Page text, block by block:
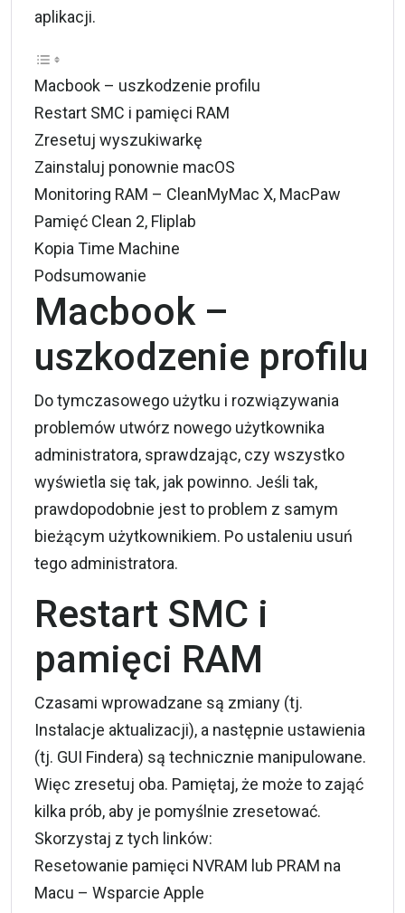
aplikacji.
Macbook – uszkodzenie profilu
Restart SMC i pamięci RAM
Zresetuj wyszukiwarkę
Zainstaluj ponownie macOS
Monitoring RAM – CleanMyMac X, MacPaw
Pamięć Clean 2, Fliplab
Kopia Time Machine
Podsumowanie
Macbook –
uszkodzenie profilu
Do tymczasowego użytku i rozwiązywania
problemów utwórz nowego użytkownika
administratora, sprawdzając, czy wszystko
wyświetla się tak, jak powinno. Jeśli tak,
prawdopodobnie jest to problem z samym
bieżącym użytkownikiem. Po ustaleniu usuń
tego administratora.
Restart SMC i
pamięci RAM
Czasami wprowadzane są zmiany (tj.
Instalacje aktualizacji), a następnie ustawienia
(tj. GUI Findera) są technicznie manipulowane.
Więc zresetuj oba. Pamiętaj, że może to zająć
kilka prób, aby je pomyślnie zresetować.
Skorzystaj z tych linków:
Resetowanie pamięci NVRAM lub PRAM na
Macu – Wsparcie Apple